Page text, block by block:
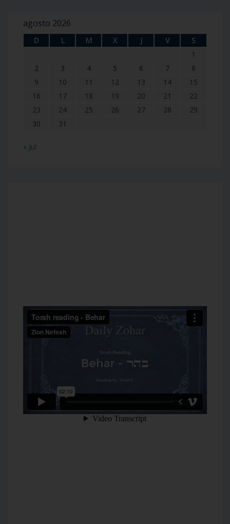
agosto 2026
D L M X J V
S
1
2
3 4 5 6 7
8
9
10 11 12 13 14
15
16
17 18 19 20 21
22
23
24 25 26 27 28
29
30
31
« Jul